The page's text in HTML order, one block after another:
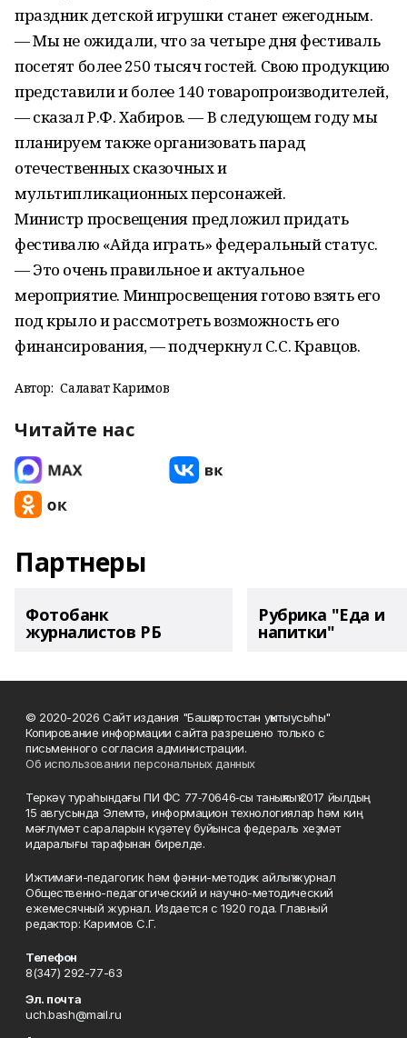
праздник детской игрушки станет ежегодным.
— Мы не ожидали, что за четыре дня фестиваль
посетят более 250 тысяч гостей. Свою продукцию
представили и более 140 товаропроизводителей,
— сказал Р.Ф. Хабиров. — В следующем году мы
планируем также организовать парад
отечественных сказочных и
мультипликационных персонажей.
Министр просвещения предложил придать
фестивалю «Айда играть» федеральный статус.
— Это очень правильное и актуальное
мероприятие. Минпросвещения готово взять его
под крыло и рассмотреть возможность его
финансирования, — подчеркнул С.С. Кравцов.
Автор: Салават Каримов
Читайте нас
Партнеры
Фотобанк
журналистов РБ
Рубрика "Еда и
напитки"
© 2020-2026 Сайт издания "Башҡортостан уҡытыусыһы"
Копирование информации сайта разрешено только с
письменного согласия администрации.
Об использовании персональных данных
Теркәү тураһындағы ПИ ФС 77‑70646‑сы таныҡлыҡ 2017 йылдың
15 авгусында Элемтә, информацион технологиялар һәм киң
мәғлүмәт сараларын күҙәтеү буйынса федераль хеҙмәт
идаралығы тарафынан бирелде.
Ижтимағи-педагогик һәм фәнни-методик айлыҡ журнал
Общественно-педагогический и научно-методический
ежемесячный журнал. Издается с 1920 года. Главный
редактор: Каримов С.Г.
Телефон
8(347) 292-77-63
Эл. почта
uch.bash@mail.ru